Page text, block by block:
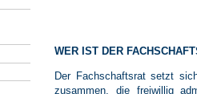
WER IST DER
Der Fachschaftsrat setzt
zusammen, die freiwillig